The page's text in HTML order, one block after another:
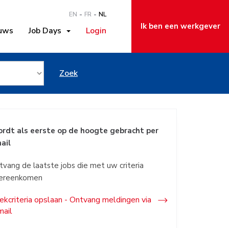
EN FR NL
Job Days Login Ik ben een werkgever
Zoek
als eerste op de hoogte gebracht per
de laatste jobs die met uw criteria
opslaan - Ontvang meldingen via